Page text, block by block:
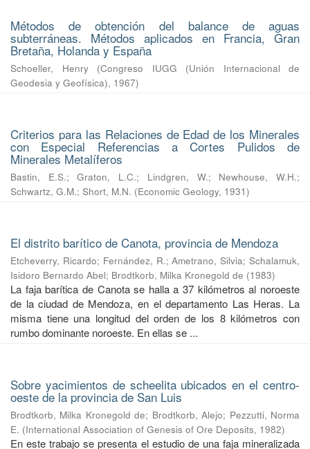
Métodos de obtención del balance de aguas
subterráneas. Métodos aplicados en Francia, Gran
Bretaña, Holanda y España
Schoeller, Henry (Congreso IUGG (Unión Internacional de
Geodesia y Geofísica), 1967)
Criterios para las Relaciones de Edad de los Minerales
con Especial Referencias a Cortes Pulidos de
Minerales Metalíferos
Bastin, E.S.;Graton, L.C.; Lindgren, W.; Newhouse, W.H.;
Schwartz, G.M.; Short, M.N. (Economic Geology, 1931)
El distrito barítico de Canota, provincia de Mendoza
Etcheverry, Ricardo; Fernández, R.;Ametrano, Silvia;Schalamuk,
Isidoro Bernardo Abel; Brodtkorb, Milka Kronegold de (1983)
La faja barítica de Canota se halla a 37 kilómetros al noroeste
de la ciudad de Mendoza, en el departamento Las Heras. La
misma tiene una longitud del orden de los 8 kilómetros con
rumbo dominante noroeste. En ellas se ...
Sobre yacimientos de scheelita ubicados en el centro-
oeste de la provincia de San Luis
Brodtkorb, Milka Kronegold de; Brodtkorb, Alejo; Pezzutti, Norma
E. (International Association of Genesis of Ore Deposits, 1982)
En este trabajo se presenta el estudio de una faja mineralizada